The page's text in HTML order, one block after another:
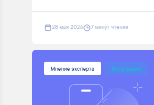
28 мая 2026 7 минут чтения
Мнение эксперта Интеграция